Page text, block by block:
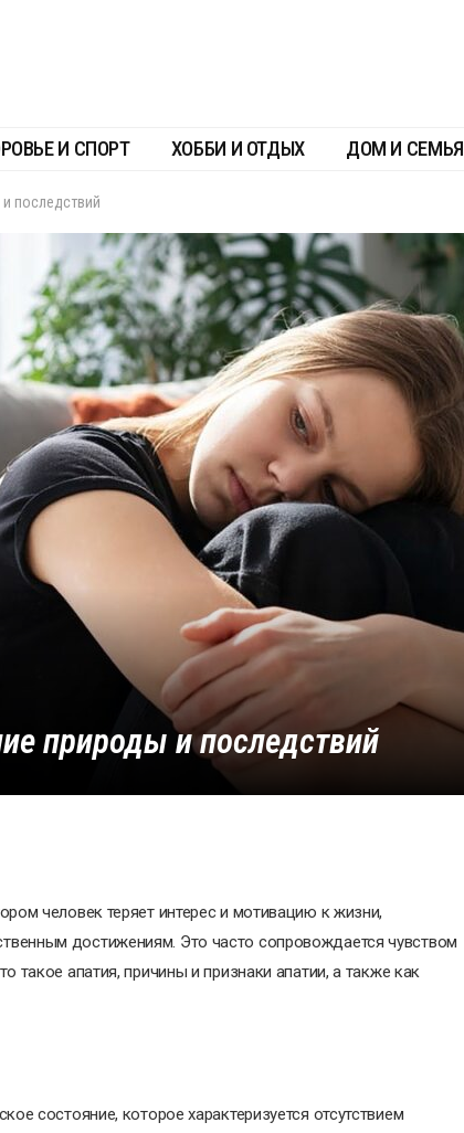
И СПОРТ ХОББИ И ОТДЫХ ДОМ И СЕМЬЯ
последствий
природы и последствий
человек теряет интерес и мотивацию к жизни,
достижениям. Это часто сопровождается чувством
апатия, причины и признаки апатии, а также как
состояние, которое характеризуется отсутствием